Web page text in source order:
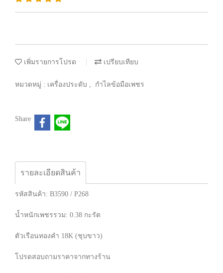
เพิ่มรายการโปรด เปรียบเทียบ
หมวดหมู่ : เครื่องประดับ , กำไลข้อมือเพชร
Share
รายละเอียดสินค้า
รหัสสินค้า: B3590 / P268
น้ำหนักเพชรรวม: 0.38 กะรัต
ตัวเรือนทองคำ 18K (ชุบขาว)
โปรดสอบถามราคาจากทางร้าน